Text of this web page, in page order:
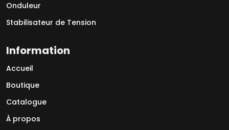
Onduleur
Stabilisateur de Tension
Information
Accueil
Boutique
Catalogue
À propos